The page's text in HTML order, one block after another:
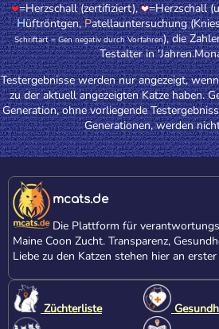
=Herzschall (zertifiziert), =Herzschall
Hüftröntgen,Patellauntersuchung
Schriftart = Gen negativ durch Vorfahren), die
Testalter in
Testergebnisse werden nur angezeigt,
zu der aktuell angezeigten Katze haben.
Generation, ohne vorliegende
Generationen, werden
mcats.de
Die Plattform für
Maine Coon Zucht. Transparenz,
Liebe zu den Katzen stehen hier an
Züchterliste